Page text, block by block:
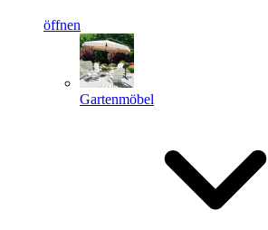
öffnen
Gartenmöbel